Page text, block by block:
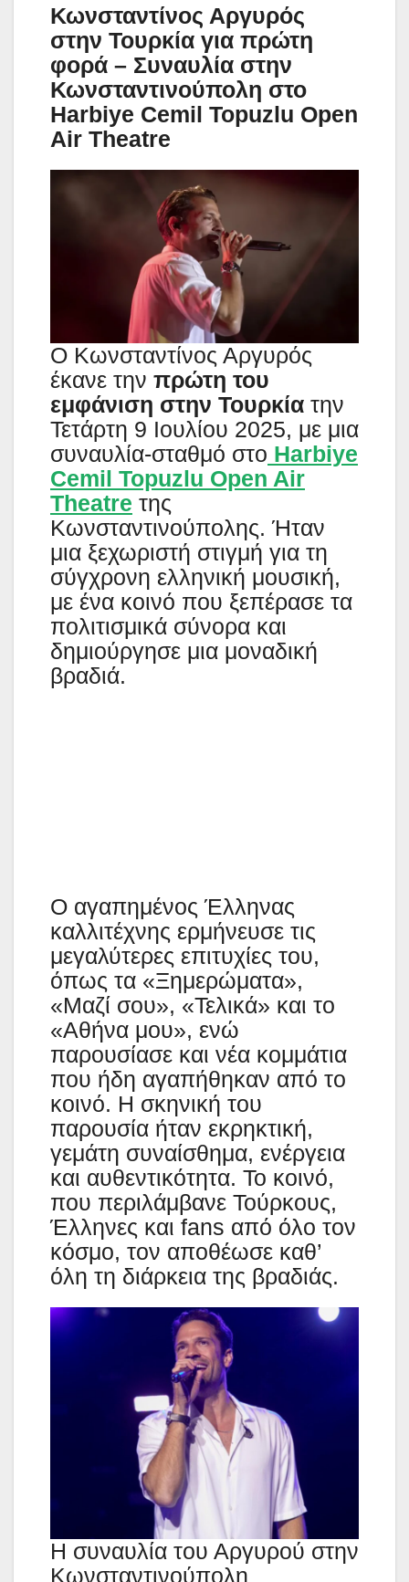
Κωνσταντίνος Αργυρός
στην Τουρκία για πρώτη
φορά – Συναυλία στην
Κωνσταντινούπολη στο
Harbiye Cemil Topuzlu Open
Air Theatre
Ο Κωνσταντίνος Αργυρός
έκανε την πρώτη του
εμφάνιση στην Τουρκία την
Τετάρτη 9 Ιουλίου 2025, με μια
συναυλία-σταθμό στο Harbiye
Cemil Topuzlu Open Air
Theatre της
Κωνσταντινούπολης. Ήταν
μια ξεχωριστή στιγμή για τη
σύγχρονη ελληνική μουσική,
με ένα κοινό που ξεπέρασε τα
πολιτισμικά σύνορα και
δημιούργησε μια μοναδική
βραδιά.
Ο αγαπημένος Έλληνας
καλλιτέχνης ερμήνευσε τις
μεγαλύτερες επιτυχίες του,
όπως τα «Ξημερώματα»,
«Μαζί σου», «Τελικά» και το
«Αθήνα μου», ενώ
παρουσίασε και νέα κομμάτια
που ήδη αγαπήθηκαν από το
κοινό. Η σκηνική του
παρουσία ήταν εκρηκτική,
γεμάτη συναίσθημα, ενέργεια
και αυθεντικότητα. Το κοινό,
που περιλάμβανε Τούρκους,
Έλληνες και fans από όλο τον
κόσμο, τον αποθέωσε καθ’
όλη τη διάρκεια της βραδιάς.
Η συναυλία του Αργυρού στην
Κωνσταντινούπολη